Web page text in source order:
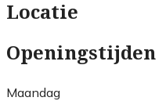
Locatie
Openingstijden
Maandag